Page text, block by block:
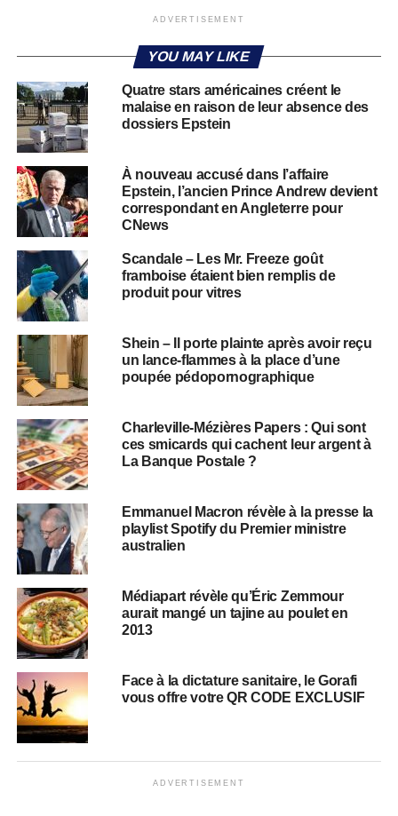
ADVERTISEMENT
YOU MAY LIKE
Quatre stars américaines créent le
malaise en raison de leur absence des
dossiers Epstein
À nouveau accusé dans l’affaire
Epstein, l’ancien Prince Andrew devient
correspondant en Angleterre pour
CNews
Scandale – Les Mr. Freeze goût
framboise étaient bien remplis de
produit pour vitres
Shein – Il porte plainte après avoir reçu
un lance-flammes à la place d’une
poupée pédopornographique
Charleville-Mézières Papers : Qui sont
ces smicards qui cachent leur argent à
La Banque Postale ?
Emmanuel Macron révèle à la presse la
playlist Spotify du Premier ministre
australien
Médiapart révèle qu’Éric Zemmour
aurait mangé un tajine au poulet en
2013
Face à la dictature sanitaire, le Gorafi
vous offre votre QR CODE EXCLUSIF
ADVERTISEMENT